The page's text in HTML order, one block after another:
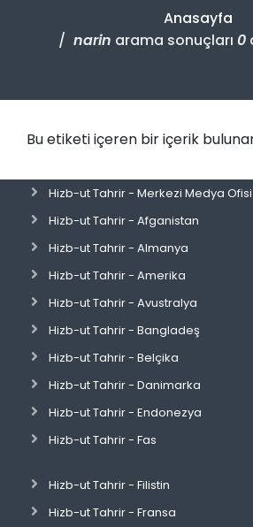
Anasayfa
narin arama sonuçları 0
Bu etiketi içeren bir içerik
Hizb-ut Tahrir - Merkezi Medya Ofisi
Hizb-ut Tahrir - Afganistan
Hizb-ut Tahrir - Almanya
Hizb-ut Tahrir - Amerika
Hizb-ut Tahrir - Avustralya
Hizb-ut Tahrir - Bangladeş
Hizb-ut Tahrir - Belçika
Hizb-ut Tahrir - Danimarka
Hizb-ut Tahrir - Endonezya
Hizb-ut Tahrir - Fas
Hizb-ut Tahrir - Filistin
Hizb-ut Tahrir - Fransa